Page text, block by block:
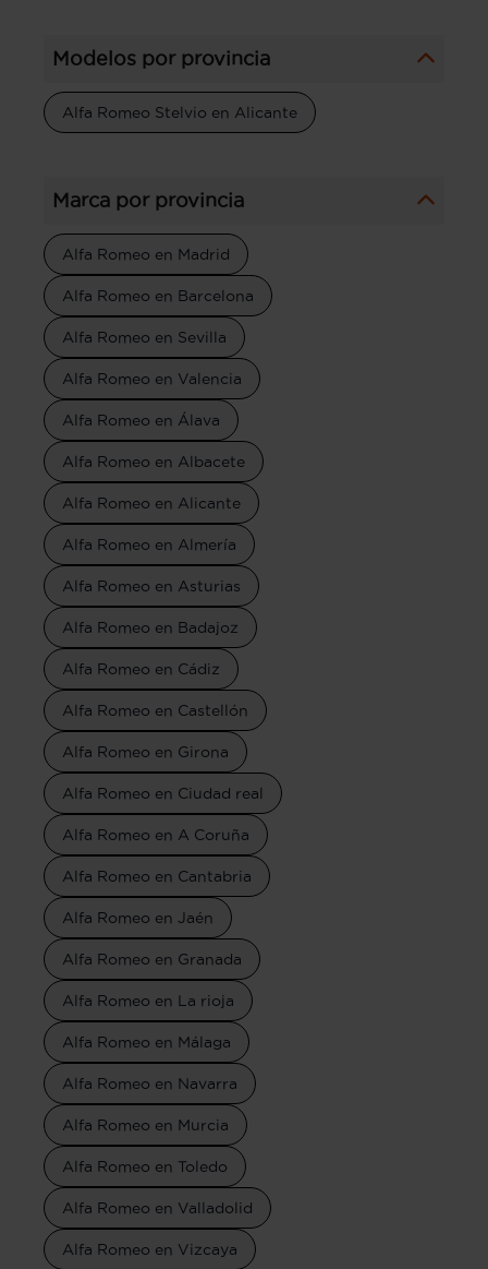
Modelos por provincia
Alfa Romeo Stelvio en Alicante
Marca por provincia
Alfa Romeo en Madrid
Alfa Romeo en Barcelona
Alfa Romeo en Sevilla
Alfa Romeo en Valencia
Alfa Romeo en Álava
Alfa Romeo en Albacete
Alfa Romeo en Alicante
Alfa Romeo en Almería
Alfa Romeo en Asturias
Alfa Romeo en Badajoz
Alfa Romeo en Cádiz
Alfa Romeo en Castellón
Alfa Romeo en Girona
Alfa Romeo en Ciudad real
Alfa Romeo en A Coruña
Alfa Romeo en Cantabria
Alfa Romeo en Jaén
Alfa Romeo en Granada
Alfa Romeo en La rioja
Alfa Romeo en Málaga
Alfa Romeo en Navarra
Alfa Romeo en Murcia
Alfa Romeo en Toledo
Alfa Romeo en Valladolid
Alfa Romeo en Vizcaya